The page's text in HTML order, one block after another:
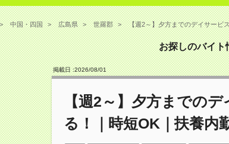
中国・四国 広島県 世羅郡 【週2～】夕方までのデイサービ
お探しのバイト
掲載日 :2026/08/01
【週2～】夕方までの
る！｜時短OK｜扶養内